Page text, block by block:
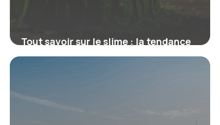
Tout savoir sur le slime : la tendance
visqueuse qui fascine la France